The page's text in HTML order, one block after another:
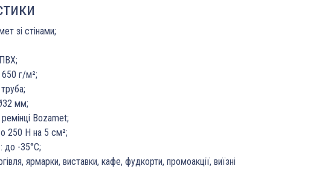
зі стінами;
650 г/м²;
мм;
Bozamet;
250 Н на 5 см²;
до -35°C;
ярмарки, виставки, кафе, фудкорти, промоакції, виїзні